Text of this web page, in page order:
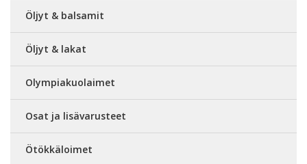
Öljyt & balsamit
Öljyt & lakat
Olympiakuolaimet
Osat ja lisävarusteet
Ötökkäloimet